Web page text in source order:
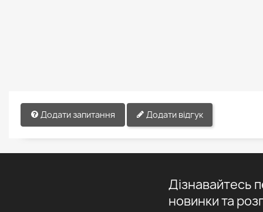
Додати запитання Додати відгук
Дізнавайтесь
новинки та